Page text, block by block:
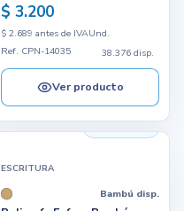
$ 3.200
$ 2.689 antes de IVAUnd.
Ref. CPN-14035
38.376 disp.
Ver producto
ESCRITURA
Bambú disp.